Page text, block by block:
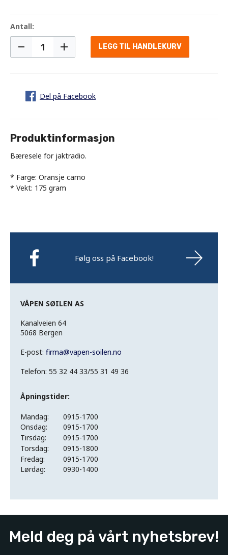
Antall:
LEGG TIL HANDLEKURV
Del på Facebook
Produktinformasjon
Bæresele for jaktradio.
* Farge: Oransje camo
* Vekt: 175 gram
Følg oss på Facebook!
VÅPEN SØILEN AS
Kanalveien 64
5068 Bergen
E-post: firma@vapen-soilen.no
Telefon: 55 32 44 33/55 31 49 36
Åpningstider:
Mandag:
0915-1700
Onsdag:
0915-1700
Tirsdag:
0915-1700
Torsdag:
0915-1800
Fredag:
0915-1700
Lørdag:
0930-1400
Meld deg på vårt nyhetsbrev!